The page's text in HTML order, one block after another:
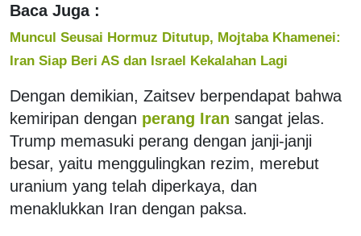
Baca Juga :
Muncul Seusai Hormuz Ditutup, Mojtaba Khamenei:
Iran Siap Beri AS dan Israel Kekalahan Lagi
Dengan demikian, Zaitsev berpendapat bahwa
kemiripan dengan perang Iran sangat jelas.
Trump memasuki perang dengan janji-janji
besar, yaitu menggulingkan rezim, merebut
uranium yang telah diperkaya, dan
menaklukkan Iran dengan paksa.